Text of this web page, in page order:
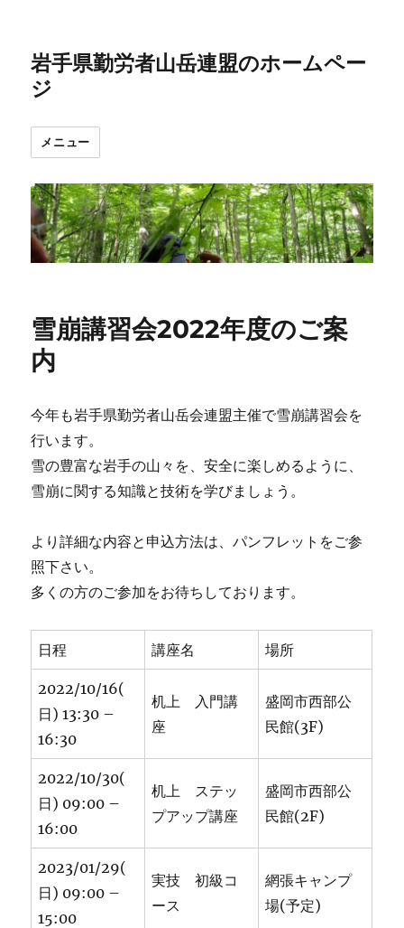
岩手県勤労者山岳連盟のホームペー
ジ
メニュー
雪崩講習会2022年度のご案
内
今年も岩手県勤労者山岳会連盟主催で雪崩講習会を
行います。
雪の豊富な岩手の山々を、安全に楽しめるように、
雪崩に関する知識と技術を学びましょう。
より詳細な内容と申込方法は、パンフレットをご参
照下さい。
多くの方のご参加をお待ちしております。
日程 講座名 場所
2022/10/16(
日) 13:30 –
16:30
机上 入門講
座
盛岡市西部公
民館(3F)
2022/10/30(
日) 09:00 –
16:00
机上 ステッ
プアップ講座
盛岡市西部公
民館(2F)
2023/01/29(
日) 09:00 –
15:00
実技 初級コ
ース
網張キャンプ
場(予定)